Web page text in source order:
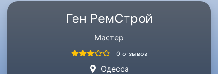
Ген РемСтрой
Мастер
0 отзывов
Одесса